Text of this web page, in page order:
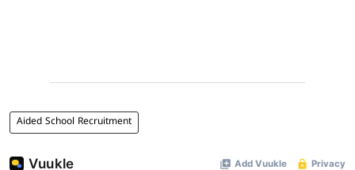
Aided School Recruitment